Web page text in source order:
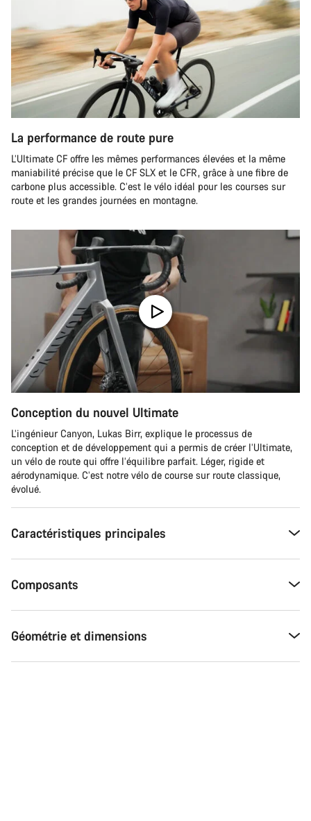
La performance de route pure
L’Ultimate CF offre les mêmes performances élevées et la même
maniabilité précise que le CF SLX et le CFR, grâce à une fibre de
carbone plus accessible. C’est le vélo idéal pour les courses sur
route et les grandes journées en montagne.
Conception du nouvel Ultimate
L’ingénieur Canyon, Lukas Birr, explique le processus de
conception et de développement qui a permis de créer l’Ultimate,
un vélo de route qui offre l’équilibre parfait. Léger, rigide et
aérodynamique. C’est notre vélo de course sur route classique,
évolué.
Caractéristiques principales
Composants
Géométrie et dimensions